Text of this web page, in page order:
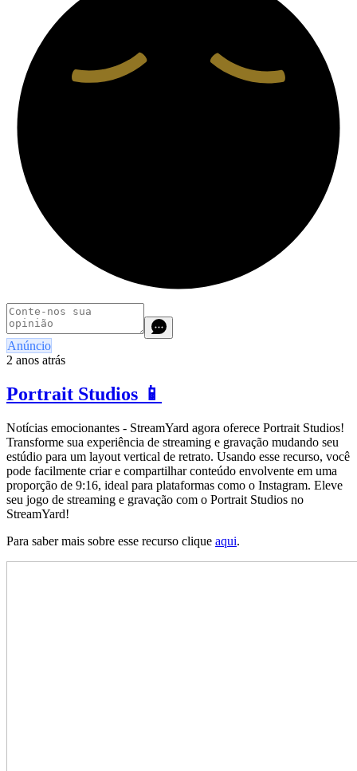
Anúncio
2 anos atrás
Portrait Studios 📱
Notícias emocionantes - StreamYard agora oferece Portrait Studios!
Transforme sua experiência de streaming e gravação mudando seu
estúdio para um layout vertical de retrato. Usando esse recurso, você
pode facilmente criar e compartilhar conteúdo envolvente em uma
proporção de 9:16, ideal para plataformas como o Instagram. Eleve
seu jogo de streaming e gravação com o Portrait Studios no
StreamYard!
Para saber mais sobre esse recurso clique aqui.